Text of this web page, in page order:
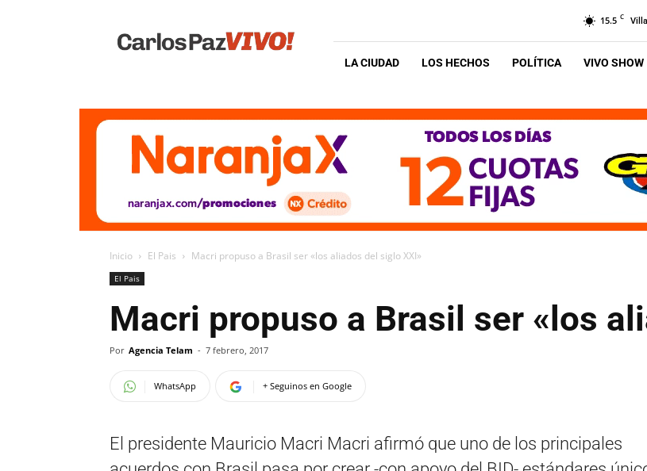
Vivo
15.5 C
LA CIUDAD LOS HECHOS POLÍTICA VIVO SHOW
Inicio El Pais Macri propuso a Brasil ser «los aliados del siglo XXI»
El Pais
Macri propuso a Brasil ser «los
Por Agencia Telam - 7 febrero, 2017
WhatsApp + Seguinos en Google
El presidente Mauricio Macri Macri afirmó que uno de los principales